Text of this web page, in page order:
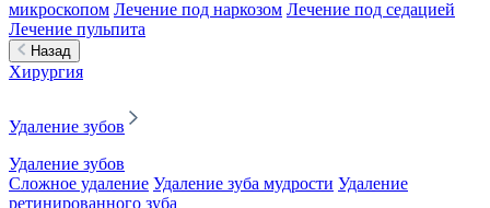
микроскопом Лечение под наркозом Лечение под седацией
Лечение пульпита
Назад
Хирургия
Удаление зубов
Удаление зубов
Сложное удаление Удаление зуба мудрости Удаление
ретинированного зуба